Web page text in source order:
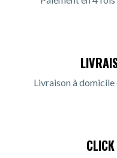
Livraison à domicile